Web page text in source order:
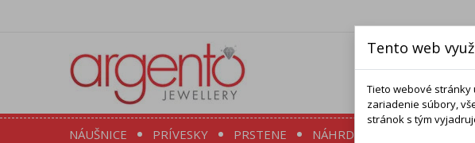
NÁUŠNICE PRÍVESKY PRSTENE NÁHRDELNÍKY
Tento web
Tieto webové stránky
zariadenie súbory,
stránok s tým